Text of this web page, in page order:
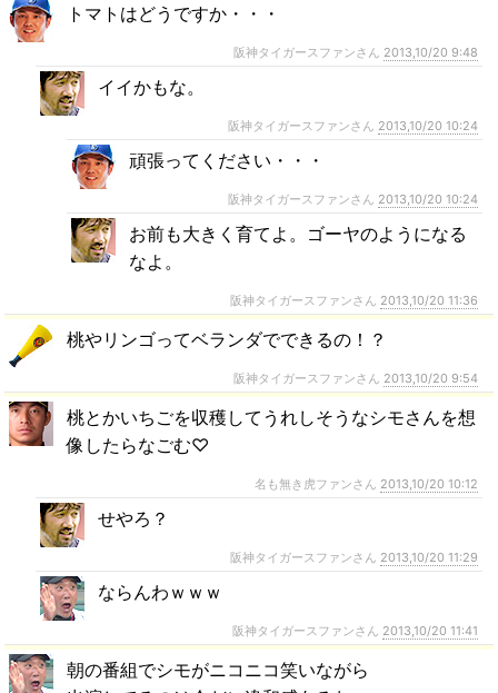
トマトはどうですか・・・
阪神タイガースファンさん 2013,10/20 9:48
イイかもな。
阪神タイガースファンさん 2013,10/20 10:24
頑張ってください・・・
阪神タイガースファンさん 2013,10/20 10:24
お前も大きく育てよ。ゴーヤのようになる
なよ。
阪神タイガースファンさん 2013,10/20 11:36
桃やリンゴってベランダでできるの！？
阪神タイガースファンさん 2013,10/20 9:54
桃とかいちごを収穫してうれしそうなシモさんを想
像したらなごむ♡
名も無き虎ファンさん 2013,10/20 10:12
せやろ？
阪神タイガースファンさん 2013,10/20 11:29
ならんわｗｗｗ
阪神タイガースファンさん 2013,10/20 11:41
朝の番組でシモがニコニコ笑いながら